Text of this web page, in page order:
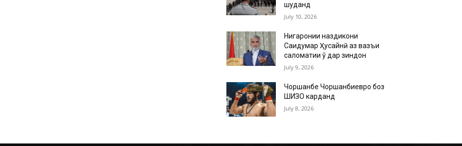
шуданд
July 10, 2026
Нигаронии наздикони
Саидумар Ҳусайнӣ аз вазъи
саломатии ӯ дар зиндон
July 9, 2026
Чоршанбе Чоршанбиевро боз
ШИЗО карданд
July 8, 2026